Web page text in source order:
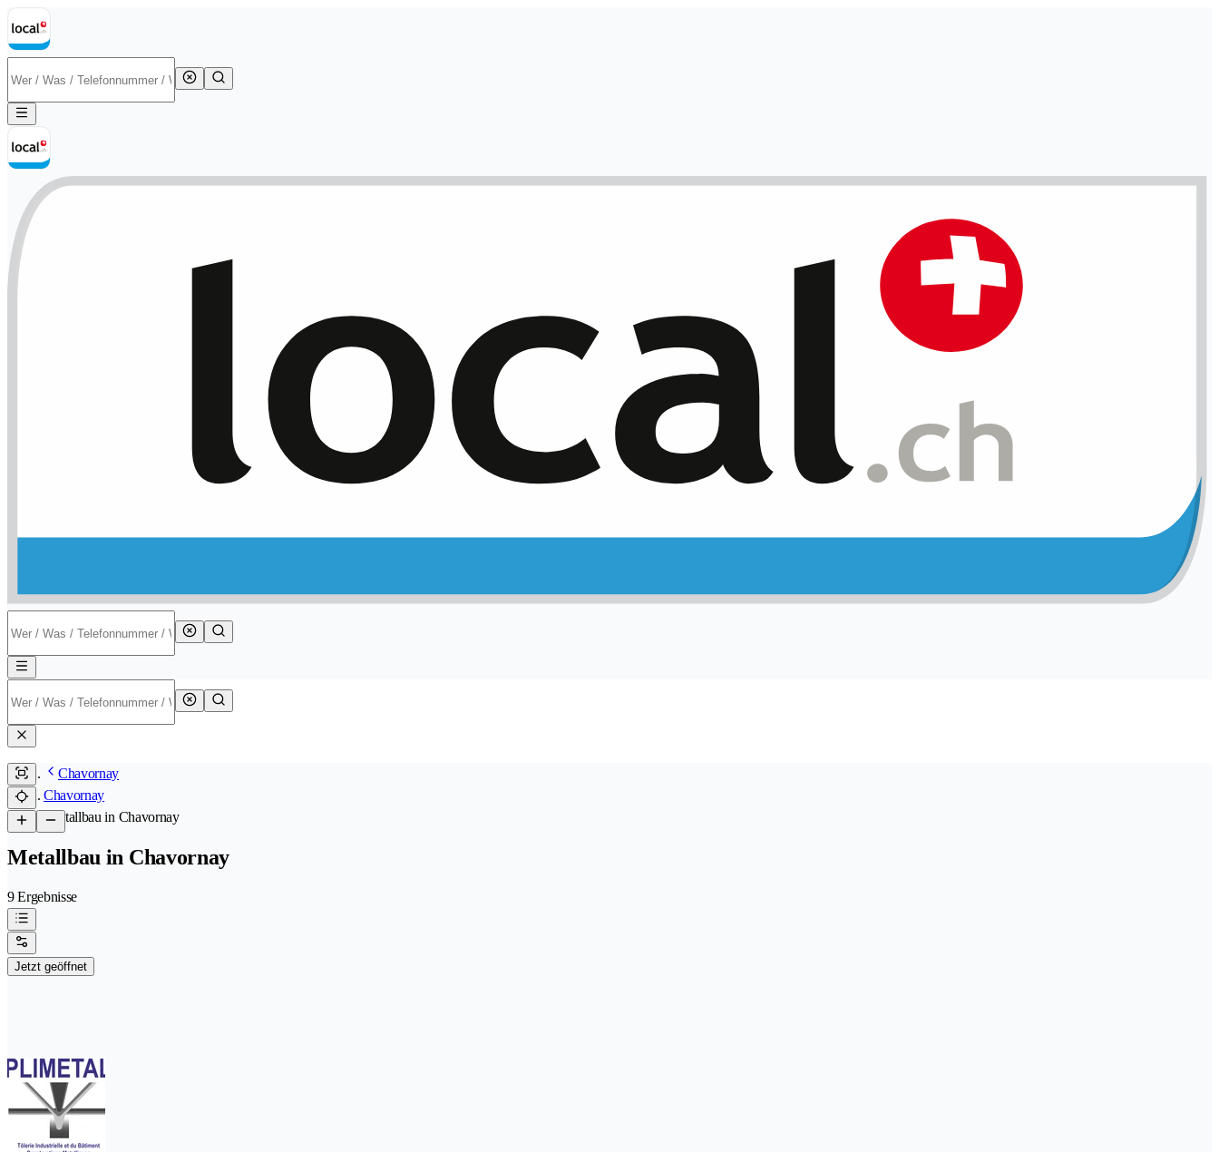
Chavornay
Chavornay
/Metallbau in Chavornay
Metallbau in Chavornay
9 Ergebnisse
Jetzt geöffnet